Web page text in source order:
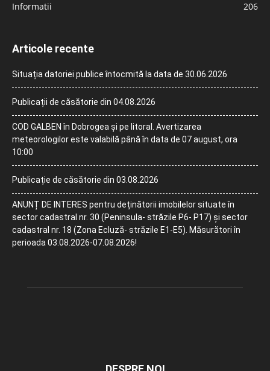
Informatii
206
Articole recente
Situația datoriei publice întocmită la data de 30.06.2026
Publicații de căsătorie din 04.08.2026
COD GALBEN în Dobrogea și pe litoral. Avertizarea
meteorologilor este valabilă până în data de 07 august, ora
10:00
Publicație de căsătorie din 03.08.2026
ANUNȚ DE INTERES pentru deținătorii imobilelor situate în
sector cadastral nr. 30 (Peninsula- străzile P6- P17) și sector
cadastral nr. 18 (Zona Ecluză- străzile E1-E5). Măsurători în
perioada 03.08.2026-07.08.2026!